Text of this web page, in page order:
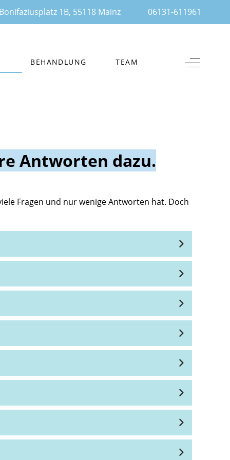
1B, 55118 Mainz 06131-611961
BEHANDLUNG TEAM Off-
Antworten dazu.
Fragen und nur wenige Antworten hat. Doch